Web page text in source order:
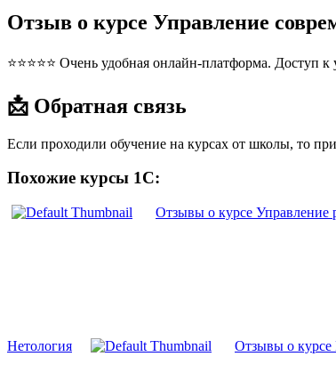
Отзыв о курсе Управление
⭐⭐⭐⭐⭐ Очень удобная онлайн-платформа. Доступ
📩 Обратная связь
Если проходили обучение на курсах от школы, то
Похожие курсы 1С:
Отзывы о курсе
Нетология Отзывы о курсе